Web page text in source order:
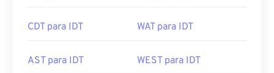
CDT para IDT WAT para IDT
AST para IDT WEST para IDT